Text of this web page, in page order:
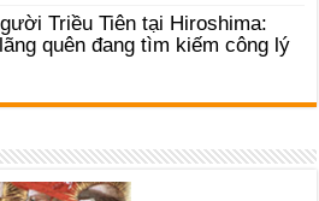
Triều Tiên tại Hiroshima:
quên đang tìm kiếm công lý